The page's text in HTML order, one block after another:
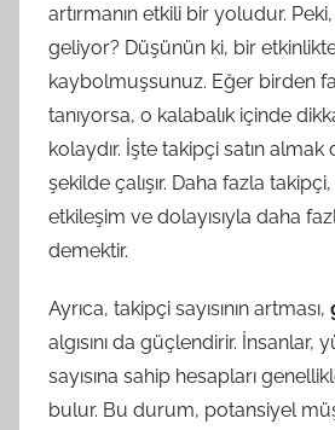
artırmanın etkili bir yoludur.
geliyor? Düşünün ki, bir
kaybolmuşsunuz. Eğer birden
tanıyorsa, o kalabalık içinde
kolaydır. İşte takipçi satın
şekilde çalışır. Daha fazla
etkileşim ve dolayısıyla daha
demektir.
Ayrıca, takipçi sayısının artması,
algısını da güçlendirir. İnsanlar,
sayısına sahip hesapları
bulur. Bu durum, potansiyel